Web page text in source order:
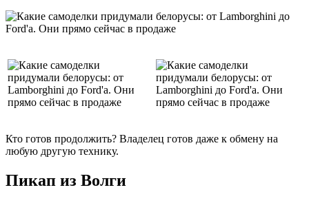
Кто готов продолжить? Владелец готов даже к обмену на
любую другую технику.
Пикап из Волги